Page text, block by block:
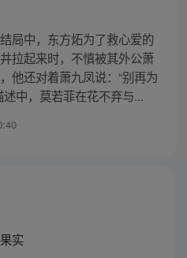
局中，东方炻为了救心爱的
拉起来时，不慎被其外公萧
他还对着萧九凤说：“别再为
中，莫若菲在花不弃与...
实